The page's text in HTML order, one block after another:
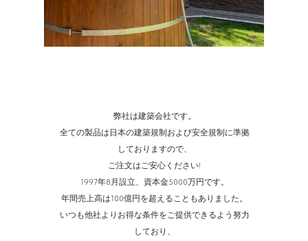
弊社は建築会社です。
全ての製品は日本の建築規制および安全規制に準拠
しておりますので、
ご注文はご安心ください!
1997年8月設立、資本金5000万円です。
年間売上高は100億円を超えることもありました。
いつも他社よりお得な条件をご提供できるよう努力
しており、